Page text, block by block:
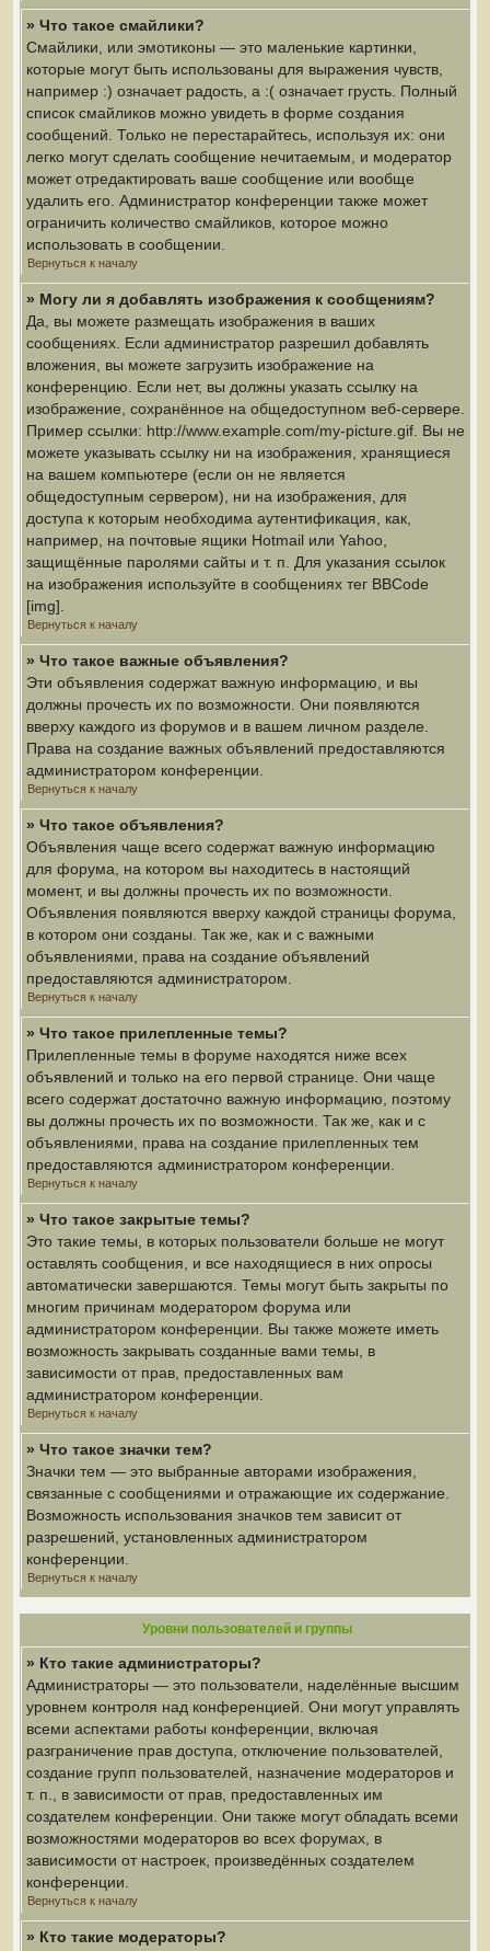
» Что такое смайлики?
Смайлики, или эмотиконы — это маленькие картинки,
которые могут быть использованы для выражения чувств,
например :) означает радость, а :( означает грусть. Полный
список смайликов можно увидеть в форме создания
сообщений. Только не перестарайтесь, используя их: они
легко могут сделать сообщение нечитаемым, и модератор
может отредактировать ваше сообщение или вообще
удалить его. Администратор конференции также может
ограничить количество смайликов, которое можно
использовать в сообщении.
Вернуться к началу
» Могу ли я добавлять изображения к сообщениям?
Да, вы можете размещать изображения в ваших
сообщениях. Если администратор разрешил добавлять
вложения, вы можете загрузить изображение на
конференцию. Если нет, вы должны указать ссылку на
изображение, сохранённое на общедоступном веб-сервере.
Пример ссылки: http://www.example.com/my-picture.gif. Вы не
можете указывать ссылку ни на изображения, хранящиеся
на вашем компьютере (если он не является
общедоступным сервером), ни на изображения, для
доступа к которым необходима аутентификация, как,
например, на почтовые ящики Hotmail или Yahoo,
защищённые паролями сайты и т. п. Для указания ссылок
на изображения используйте в сообщениях тег BBCode
[img].
Вернуться к началу
» Что такое важные объявления?
Эти объявления содержат важную информацию, и вы
должны прочесть их по возможности. Они появляются
вверху каждого из форумов и в вашем личном разделе.
Права на создание важных объявлений предоставляются
администратором конференции.
Вернуться к началу
» Что такое объявления?
Объявления чаще всего содержат важную информацию
для форума, на котором вы находитесь в настоящий
момент, и вы должны прочесть их по возможности.
Объявления появляются вверху каждой страницы форума,
в котором они созданы. Так же, как и с важными
объявлениями, права на создание объявлений
предоставляются администратором.
Вернуться к началу
» Что такое прилепленные темы?
Прилепленные темы в форуме находятся ниже всех
объявлений и только на его первой странице. Они чаще
всего содержат достаточно важную информацию, поэтому
вы должны прочесть их по возможности. Так же, как и с
объявлениями, права на создание прилепленных тем
предоставляются администратором конференции.
Вернуться к началу
» Что такое закрытые темы?
Это такие темы, в которых пользователи больше не могут
оставлять сообщения, и все находящиеся в них опросы
автоматически завершаются. Темы могут быть закрыты по
многим причинам модератором форума или
администратором конференции. Вы также можете иметь
возможность закрывать созданные вами темы, в
зависимости от прав, предоставленных вам
администратором конференции.
Вернуться к началу
» Что такое значки тем?
Значки тем — это выбранные авторами изображения,
связанные с сообщениями и отражающие их содержание.
Возможность использования значков тем зависит от
разрешений, установленных администратором
конференции.
Вернуться к началу
Уровни пользователей и группы
» Кто такие администраторы?
Администраторы — это пользователи, наделённые высшим
уровнем контроля над конференцией. Они могут управлять
всеми аспектами работы конференции, включая
разграничение прав доступа, отключение пользователей,
создание групп пользователей, назначение модераторов и
т. п., в зависимости от прав, предоставленных им
создателем конференции. Они также могут обладать всеми
возможностями модераторов во всех форумах, в
зависимости от настроек, произведённых создателем
конференции.
Вернуться к началу
» Кто такие модераторы?